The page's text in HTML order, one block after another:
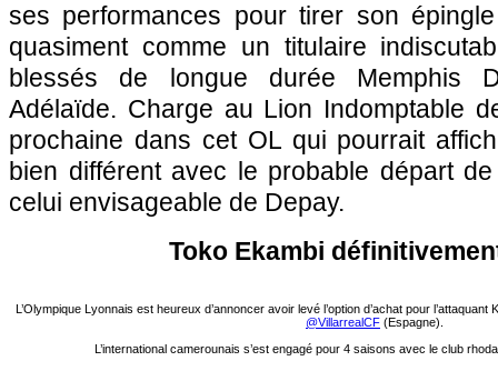
ses performances pour tirer son
quasiment comme un titulaire
blessés de longue durée Memphis
Adélaïde. Charge au Lion Indomptable
prochaine dans cet OL qui pourrait
bien différent avec le probable départ
celui envisageable de Depay.
Toko Ekambi
L’Olympique Lyonnais est heureux d’annoncer avoir levé l’option d’achat pour
@VillarrealCF (Espagne).
L’international camerounais s’est engagé pour 4 saisons avec le club